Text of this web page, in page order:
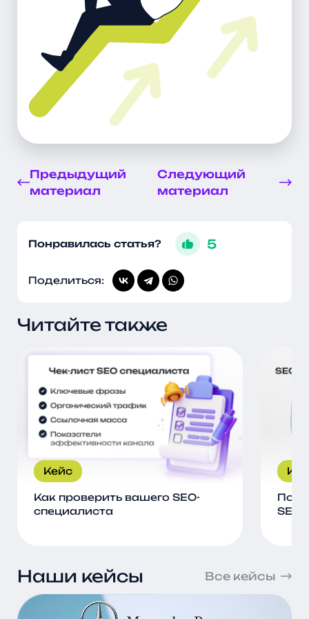
Предыдущий
материал
Следующий
материал
Понравилась статья? 5
Поделиться:
Читайте также
Кейс
Как проверить вашего SEO-
специалиста
SEO
Наши кейсы Все кейсы